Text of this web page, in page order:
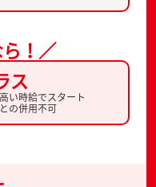
！／
ス
い時給でスタート
の併用不可